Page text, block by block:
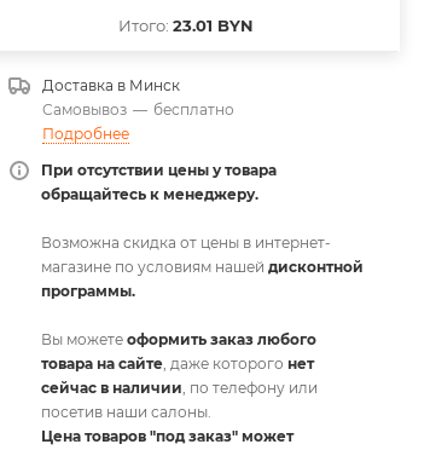
Итого: 23.01 BYN
Доставка в Минск
Самовывоз — бесплатно
Подробнее
При отсутствии цены у товара
обращайтесь к менеджеру.
Возможна скидка от цены в интернет-
магазине по условиям нашей дисконтной
программы.
Вы можете оформить заказ любого
товара на сайте, даже которого нет
сейчас в наличии, по телефону или
посетив наши салоны.
Цена товаров "под заказ" может